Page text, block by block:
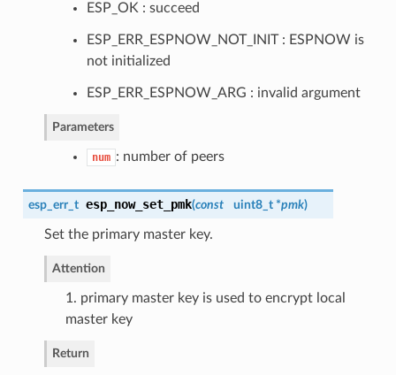
ESP_OK : succeed
ESP_ERR_ESPNOW_NOT_INIT : ESPNOW is
not initialized
ESP_ERR_ESPNOW_ARG : invalid argument
Parameters
num : number of peers
esp_err_t esp_now_set_pmk(const uint8_t *pmk)
Set the primary master key.
Attention
1. primary master key is used to encrypt local
master key
Return